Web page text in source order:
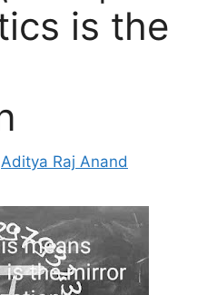
is the
Aditya Raj Anand